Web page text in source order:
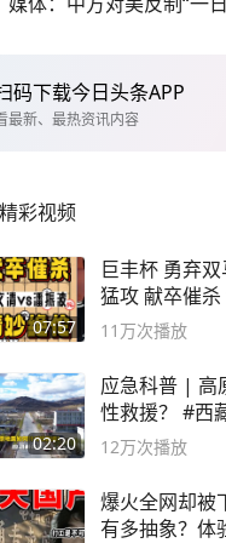
码下载今日头条APP
最新、最热资讯内容
精彩视频
07:57
巨丰杯 勇弃双马 阎大师底线
猛攻 献卒催杀 潘大师精妙入
局
11万次播放
02:20
应急科普 | 高
性救援？ #西
12万次播放
爆火全网却被
有多抽象？体